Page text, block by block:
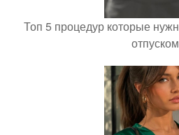
Топ 5 процедур которые